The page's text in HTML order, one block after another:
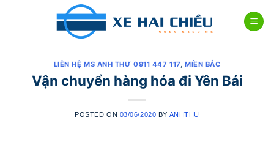
LIÊN HỆ MS ANH THƯ 0911 447 117, MIỀN BẮC
Vận chuyển hàng hóa đi Yên Bái
POSTED ON 03/06/2020 BY ANHTHU